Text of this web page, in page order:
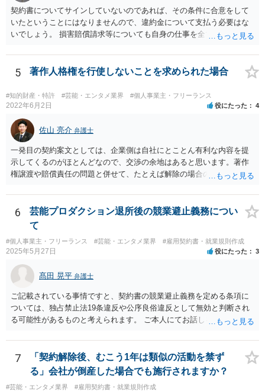
程度，代償措置の有無やその⽔準，あらかじめ⼗分な協議が⾏われた
か等を考慮の上，個別具体的に判断される」という指摘もなされてい
るので、ご事案に応じ、挙げられている事情を具体的に検討して行く
必要があります。 なお、退所等で事務所側と揉めるようであれば、弁
護士に直接相談・依頼し、事務所側と交渉にあたってもらう方法もあ
るかと思います。 （参考）「⼈材分野における公正取引委員会の取
組」（令和元年９月２５日 公正取引委員会）６頁 https://www.jftc.g
契約書についてサインしていないのであれば、その条件に合意をして
いたということにはなりませんので、違約金について支払う必要はな
いでしょう。 損害賠償請求等についても自身の仕事を全て処理してか
5 著作人格権を行使しないことを求められた場合
#知的財産・特許 #芸能・エンタメ業界 #個人事業主・フリーランス
2022年6月2日 役にたった 4
佐山 亮介 弁護士
一発目の契約案文としては、企業側は自社にとことん有利な内容を提
示してくるのがほとんどなので、交渉の余地はあると思います。著作
権譲渡や賠償責任の問題と併せて、たとえば解除の場合のクリエータ
ます（実際、民法の原則では一方的な委任契約の解除には、必要に応
じて損害の補償をしなければならないと定められています。） ただ、
そこで「これはうちの定型書式なので変更できない」といった趣旨の
して契約を見送られた方が良いように思います。
6
芸能プロダクション退所後の競業避止義務につい
て
#個人事業主・フリーランス #芸能・エンタメ業界 #雇用契約書・就業規則作成
2025年5月27日 役にたった 3
髙田 晃平 弁護士
ご記載されている事情ですと、契約書の競業避止義務を定める条項に
ついては、独占禁止法19条違反や公序良俗違反として無効と判断され
る可能性があるものと考えられます。 ご本人にてお話しを進められる
で、弁護士を通じて交渉することも選択肢として取り得るかと思われ
ます。
7
「契約解除後、むこう1年は類似の活動を禁ず
る」会社が倒産した場合でも施行されますか？
#芸能・エンタメ業界 #雇用契約書・就業規則作成